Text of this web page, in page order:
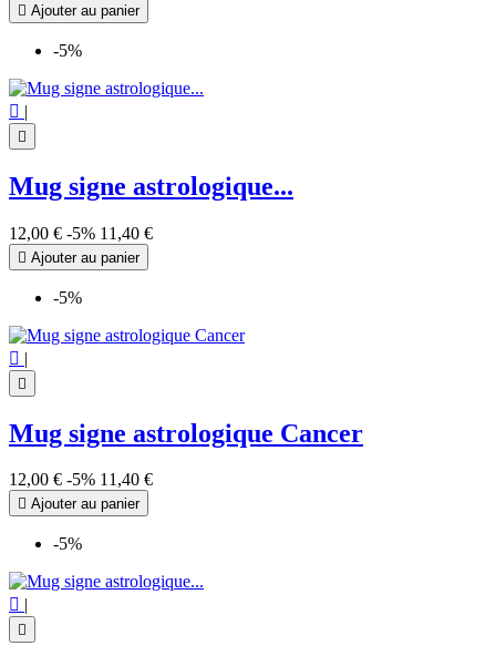
 Ajouter au panier
-5%
 |

Mug signe astrologique...
12,00 € -5% 11,40 €
 Ajouter au panier
-5%
 |

Mug signe astrologique Cancer
12,00 € -5% 11,40 €
 Ajouter au panier
-5%
 |
